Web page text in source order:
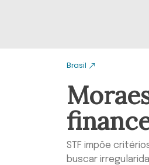
Brasil
STF impõe
buscar